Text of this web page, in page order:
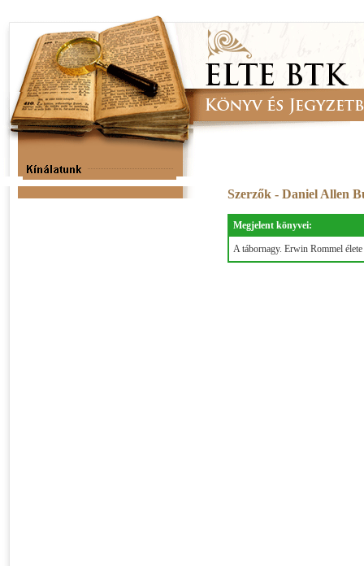
Szerzők - Daniel Allen
Megjelent könyvei:
A tábornagy. Erwin Rommel élete